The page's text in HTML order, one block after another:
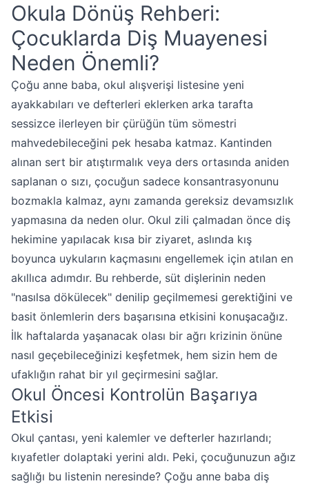
Okula Dönüş Rehberi:
Çocuklarda Diş Muayenesi
Neden Önemli?
Çoğu anne baba, okul alışverişi listesine yeni
ayakkabıları ve defterleri eklerken arka tarafta
sessizce ilerleyen bir çürüğün tüm sömestri
mahvedebileceğini pek hesaba katmaz. Kantinden
alınan sert bir atıştırmalık veya ders ortasında aniden
saplanan o sızı, çocuğun sadece konsantrasyonunu
bozmakla kalmaz, aynı zamanda gereksiz devamsızlık
yapmasına da neden olur. Okul zili çalmadan önce diş
hekimine yapılacak kısa bir ziyaret, aslında kış
boyunca uykuların kaçmasını engellemek için atılan en
akıllıca adımdır. Bu rehberde, süt dişlerinin neden
"nasılsa dökülecek" denilip geçilmemesi gerektiğini ve
basit önlemlerin ders başarısına etkisini konuşacağız.
İlk haftalarda yaşanacak olası bir ağrı krizinin önüne
nasıl geçebileceğinizi keşfetmek, hem sizin hem de
ufaklığın rahat bir yıl geçirmesini sağlar.
Okul Öncesi Kontrolün Başarıya
Etkisi
Okul çantası, yeni kalemler ve defterler hazırlandı;
kıyafetler dolaptaki yerini aldı. Peki, çocuğunuzun ağız
sağlığı bu listenin neresinde? Çoğu anne baba diş